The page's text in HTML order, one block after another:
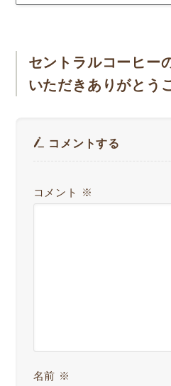
セントラルコーヒー
いただきありがとう
コメントする
コメント ※
名前 ※